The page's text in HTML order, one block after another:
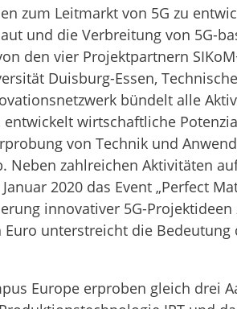
zum Leitmarkt von 5G zu
und die Verbreitung von 5G-
den vier Projektpartnern
Duisburg-Essen,
bündelt alle
wirtschaftliche
von Technik und
Neben zahlreichen Aktivitäten
2020 das Event „Perfect
innovativer 5G-
unterstreicht die Bedeutung
Europe erproben gleich drei